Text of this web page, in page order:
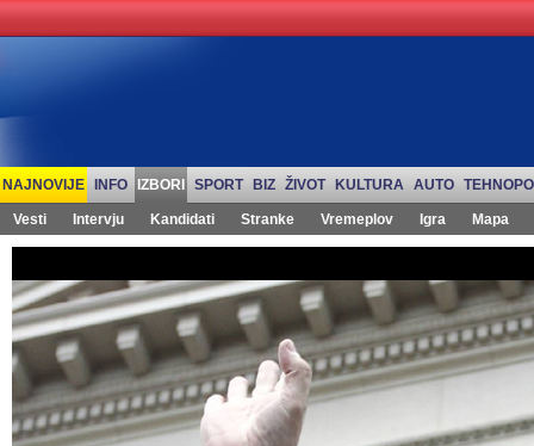
NAJNOVIJE INFO IZBORI SPORT BIZ ŽIVOT KULTURA AUTO
Vesti Intervju Kandidati Stranke Vremeplov Igra Mapa